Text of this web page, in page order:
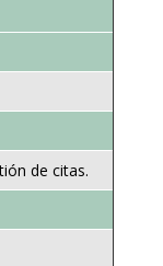
de citas.